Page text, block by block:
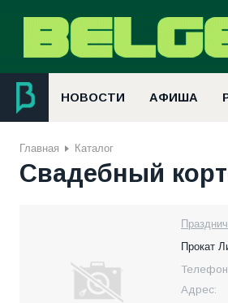
НОВОСТИ АФИША
Главная Каталог
Свадебный
Прокат
Адрес: